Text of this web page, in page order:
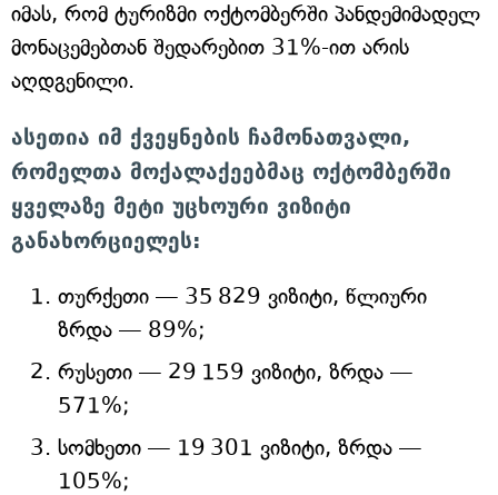
იმას, რომ ტურიზმი ოქტომბერში პანდემიმადელ
მონაცემებთან შედარებით 31%-ით არის
აღდგენილი.
ასეთია იმ ქვეყნების ჩამონათვალი,
რომელთა მოქალაქეებმაც ოქტომბერში
ყველაზე მეტი უცხოური ვიზიტი
განახორციელეს:
თურქეთი — 35 829 ვიზიტი, წლიური
ზრდა — 89%;
რუსეთი — 29 159 ვიზიტი, ზრდა —
571%;
სომხეთი — 19 301 ვიზიტი, ზრდა —
105%;